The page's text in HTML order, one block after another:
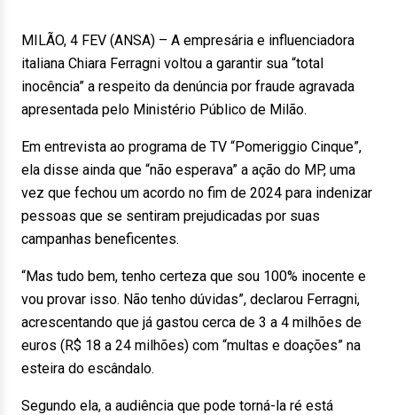
MILÃO, 4 FEV (ANSA) – A empresária e influenciadora
italiana Chiara Ferragni voltou a garantir sua “total
inocência” a respeito da denúncia por fraude agravada
apresentada pelo Ministério Público de Milão.
Em entrevista ao programa de TV “Pomeriggio Cinque”,
ela disse ainda que “não esperava” a ação do MP, uma
vez que fechou um acordo no fim de 2024 para indenizar
pessoas que se sentiram prejudicadas por suas
campanhas beneficentes.
“Mas tudo bem, tenho certeza que sou 100% inocente e
vou provar isso. Não tenho dúvidas”, declarou Ferragni,
acrescentando que já gastou cerca de 3 a 4 milhões de
euros (R$ 18 a 24 milhões) com “multas e doações” na
esteira do escândalo.
Segundo ela, a audiência que pode torná-la ré está